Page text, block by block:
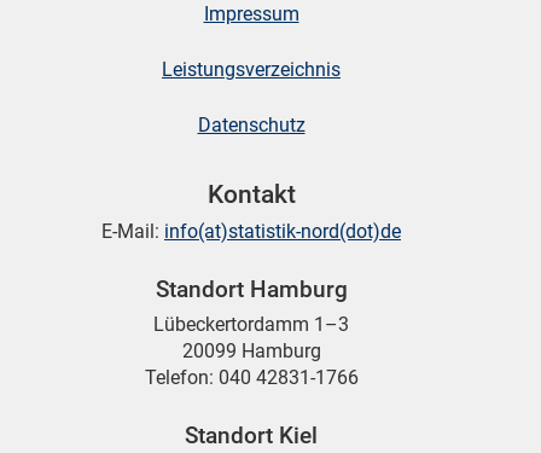
Impressum
Leistungsverzeichnis
Datenschutz
Kontakt
E-Mail: info(at)statistik-nord(dot)de
Standort Hamburg
Lübeckertordamm 1–3
20099 Hamburg
Telefon: 040 42831-1766
Standort Kiel